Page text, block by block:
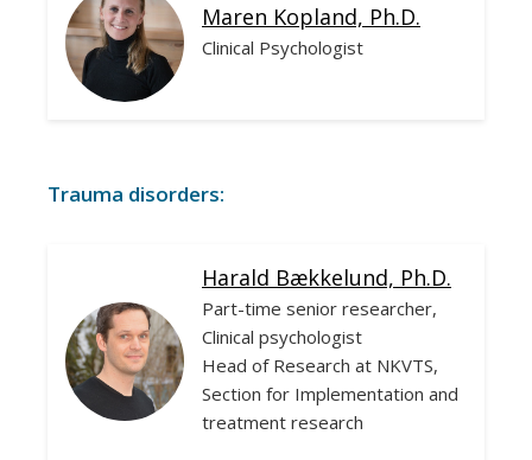
Maren Kopland, Ph.D.
Clinical Psychologist
Trauma disorders:
Harald Bækkelund, Ph.D.
Part-time senior researcher,
Clinical psychologist
Head of Research at NKVTS,
Section for Implementation and
treatment research